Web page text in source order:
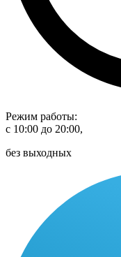
Режим работы:
с 10:00 до 20:00,
без выходных